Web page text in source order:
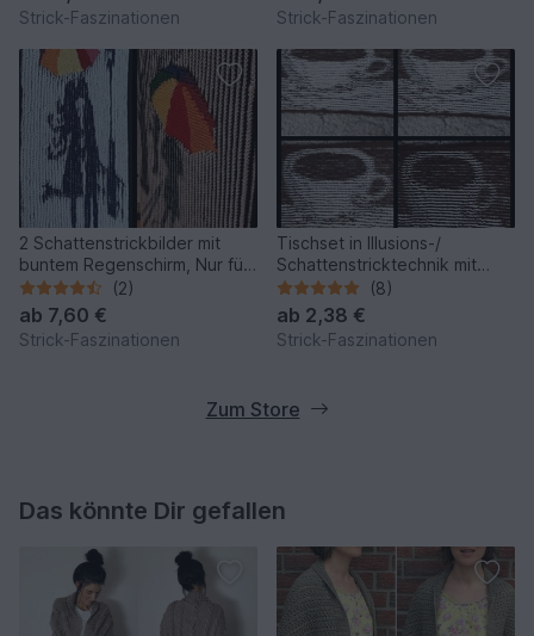
Strick-Faszinationen Strick-Faszinationen
2 Schattenstrickbilder mit
buntem Regenschirm, Nur für
Farbwechsel-Geübte.
(2)
ab 7,60 €
Strick-Faszinationen
Tischset in Illusions-/
Schattenstricktechnik mit
einer "anamorphen" Tasse.
(8)
ab 2,38 €
Strick-Faszinationen
Zum Store
Das könnte Dir gefallen